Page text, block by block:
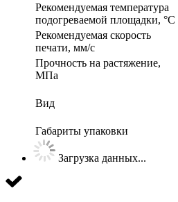
Рекомендуемая температура
подогреваемой площадки, °С
Рекомендуемая скорость
печати, мм/с
Прочность на растяжение,
МПа
Вид
Габариты упаковки
Загрузка данных...